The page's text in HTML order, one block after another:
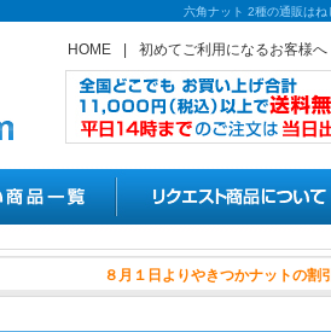
六角ナット 2種の通販は
HOME 初めてご利用になるお客様へ
８月１日よりや